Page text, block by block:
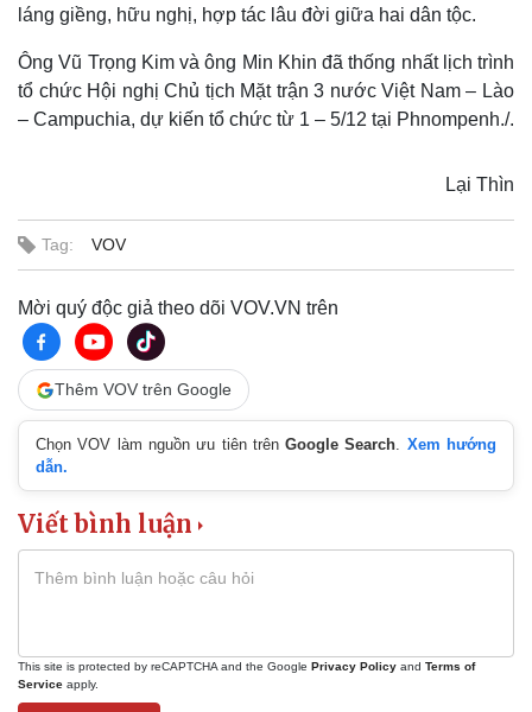
Giá cà phê
láng giềng, hữu nghị, hợp tác lâu đời giữa hai dân tộc.
Ông Vũ Trọng Kim và ông Min Khin đã thống nhất lịch trình
tổ chức Hội nghị Chủ tịch Mặt trận 3 nước Việt Nam – Lào
– Campuchia, dự kiến tổ chức từ 1 – 5/12 tại Phnompenh./.
Lại Thìn
Tag: VOV
Mời quý độc giả theo dõi VOV.VN trên
Thêm VOV trên Google
Chọn VOV làm nguồn ưu tiên trênGoogle Search. Xem hướng
dẫn.
Viết bình luận
This site is protected by reCAPTCHA and the Google Privacy Policy and Terms of
Service apply.